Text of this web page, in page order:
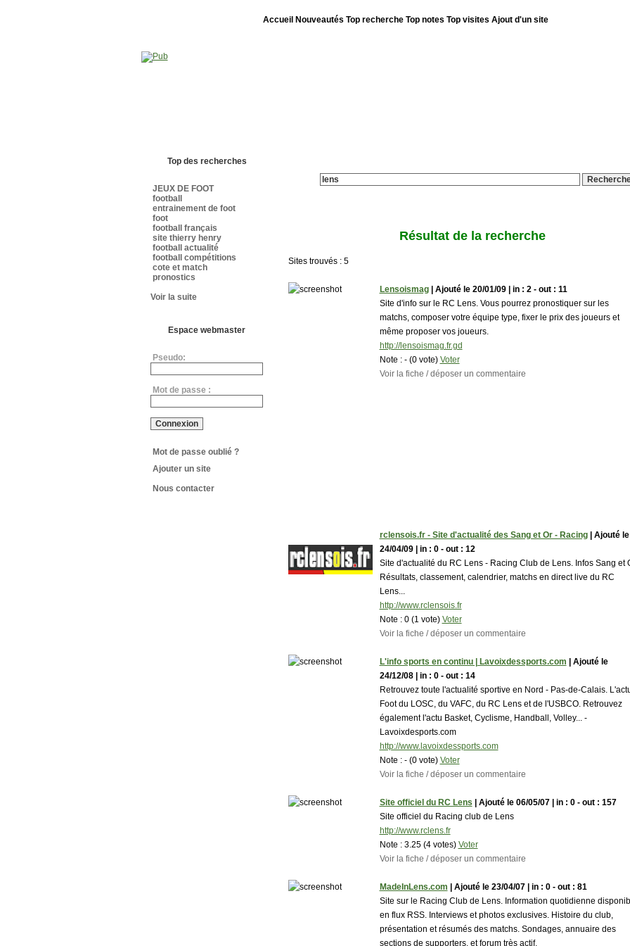
Accueil Nouveautés Top recherche Top notes Top visites Ajout d'un site
Top des recherches
JEUX DE FOOT
football
entrainement de foot
foot
football français
site thierry henry
football actualité
football compétitions
cote et match
pronostics
Voir la suite
Espace webmaster
Pseudo:
Mot de passe :
Mot de passe oublié ?
Ajouter un site
Nous contacter
Résultat de la recherche
Sites trouvés : 5
Lensoismag| Ajouté le 20/01/09 | in : 2 - out : 11
Site d'info sur le RC Lens. Vous pourrez pronostiquer sur les
matchs, composer votre équipe type, fixer le prix des joueurs et
même proposer vos joueurs.
http://lensoismag.fr.gd
Note : - (0 vote) Voter
Voir la fiche / déposer un commentaire
rclensois.fr - Site d'actualité des Sang et Or - Racing| Ajouté le
24/04/09 | in : 0 - out : 12
Site d'actualité du RC Lens - Racing Club de Lens. Infos Sang et
Résultats, classement, calendrier, matchs en direct live du RC
Lens...
http://www.rclensois.fr
Note : 0 (1 vote) Voter
Voir la fiche / déposer un commentaire
L'info sports en continu | Lavoixdessports.com | Ajouté le
24/12/08 | in : 0 - out : 14
Retrouvez toute l'actualité sportive en Nord - Pas-de-Calais.
Foot du LOSC, du VAFC, du RC Lens et de l'USBCO. Retrouvez
également l'actu Basket, Cyclisme, Handball, Volley... -
Lavoixdesports.com
http://www.lavoixdessports.com
Note : - (0 vote) Voter
Voir la fiche / déposer un commentaire
Site officiel du RC Lens | Ajouté le 06/05/07 | in : 0 - out : 157
Site officiel du Racing club de Lens
http://www.rclens.fr
Note : 3.25 (4 votes) Voter
Voir la fiche / déposer un commentaire
MadeInLens.com | Ajouté le 23/04/07 | in : 0 - out : 81
Site sur le Racing Club de Lens. Information quotidienne
en flux RSS. Interviews et photos exclusives. Histoire du club,
présentation et résumés des matchs. Sondages, annuaire des
sections de supporters, et forum très actif.